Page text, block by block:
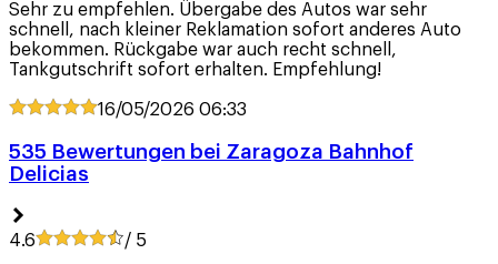
Sehr zu empfehlen. Übergabe des Autos war sehr
schnell, nach kleiner Reklamation sofort anderes Auto
bekommen. Rückgabe war auch recht schnell,
Tankgutschrift sofort erhalten. Empfehlung!
16/05/2026 06:33
535 Bewertungen bei Zaragoza Bahnhof
Delicias
4.6 / 5